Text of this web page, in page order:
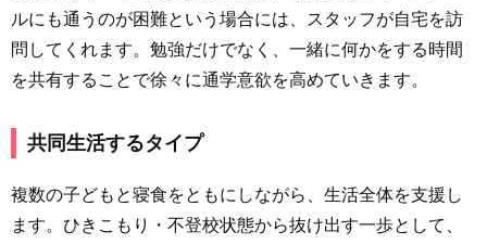
ルにも通うのが困難という場合には、スタッフが自宅を訪
問してくれます。勉強だけでなく、一緒に何かをする時間
を共有することで徐々に通学意欲を高めていきます。
共同生活するタイプ
複数の子どもと寝食をともにしながら、生活全体を支援し
ます。ひきこもり・不登校状態から抜け出す一歩として、